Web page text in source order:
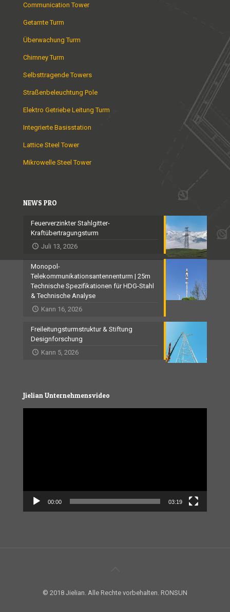
Communication Tower
Getarnte Turm
Überwachung Turm
Chimney Turm
Selbsttragende Towers
Straßenbeleuchtung Pole
Elektro Getriebe Leitung Turm
Integrierte Basisstation
Lattice Steel Tower
Mikrowelle Steel Tower
NEWS PRO
Feuerverzinkter Stahlgitter-
Kraftübertragungsturm
Juli 13, 2026
Monopol-
Telekommunikationsantennenturm | 25m
Technische Spezifikationen für HDG-Stahl
& Technische Analyse
Kann 16, 2026
Freileitungsturmstruktur & Stiftung
Designforschung
Kann 5, 2026
Jielian Unternehmensvideo
00:00 03:19
© 2018 Jielian. Alle Rechte vorbehalten. RONSUN